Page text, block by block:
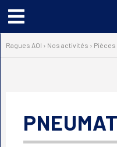
Menu
principal
Ragues AOI › Nos activités ›